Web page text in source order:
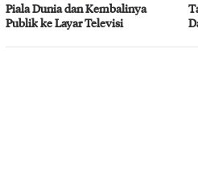
Piala Dunia dan Kembalinya
Publik ke Layar Televisi